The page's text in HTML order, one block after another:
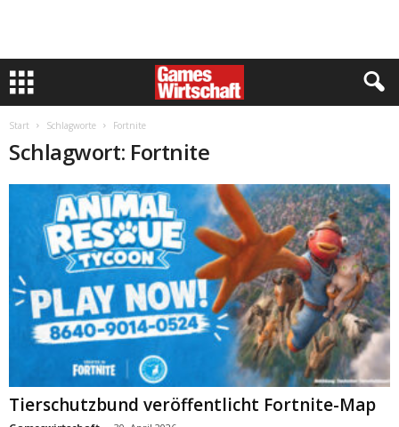
Start Schlagworte Fortnite
Schlagwort: Fortnite
Tierschutzbund veröffentlicht Fortnite-Map